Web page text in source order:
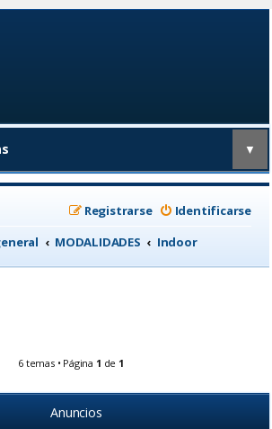
▼
Identificarse
Registrarse
MODALIDADES Indoor
6 temas • Página 1 de 1
Anuncios